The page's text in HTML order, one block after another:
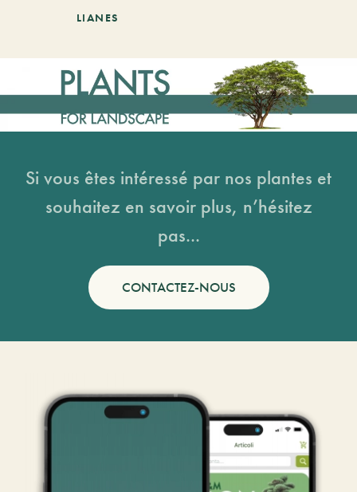
LIANES
Si vous êtes intéressé par nos plantes et
souhaitez en savoir plus, n’hésitez
pas...
CONTACTEZ-NOUS